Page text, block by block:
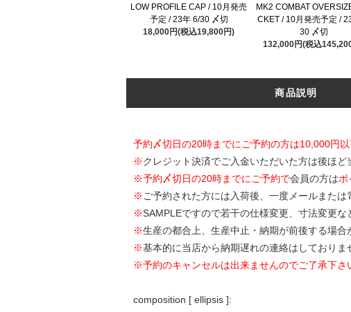
LOW PROFILE CAP / 10月発売
予定 / 23年 6/30 〆切
18,000円(税込19,800円)
MK2 COMBAT
CKET / 10月発売予定 /
30 〆切
132,000円(税込
商品説明
予約〆切日の20時までにご予約の方は10,000円
※クレジット決済でご入金いただいた方は後ほど
※予約〆切日の20時までにご予約で会員の方はポ
※ ご予約された方には入荷後、一度メールまたは
※SAMPLEですので若干の仕様変更、寸法変更な
※生産の都合上、生産中止・納期が前後する場合
※基本的に当店から納期遅れの連絡はしておりま
※予約のキャンセルは出来ませんのでご了承下さ
composition [ ellipsis ]: